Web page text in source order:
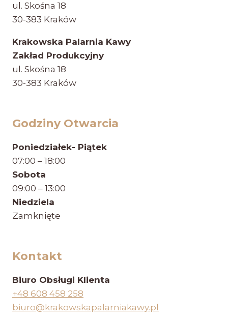
ul. Skośna 18
30-383 Kraków
Krakowska Palarnia Kawy
Zakład Produkcyjny
ul. Skośna 18
30-383 Kraków
Godziny Otwarcia
Poniedziałek- Piątek
07:00 – 18:00
Sobota
09:00 – 13:00
Niedziela
Zamknięte
Kontakt
Biuro Obsługi Klienta
+48 608 458 258
biuro@krakowskapalarniakawy.pl